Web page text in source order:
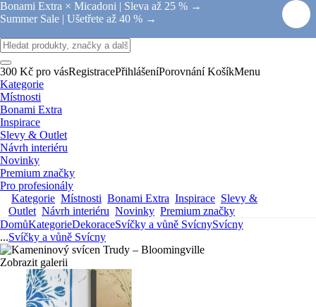
Bonami Extra × Micadoni | Sleva až 25 % →
Summer Sale | Ušetřete až 40 % →
300 Kč pro vásRegistracePřihlášeníPorovnání KošíkMenu
Kategorie
Místnosti
Bonami Extra
Inspirace
Slevy & Outlet
Návrh interiéru
Novinky
Premium značky
Pro profesionály
Kategorie Místnosti Bonami Extra Inspirace Slevy &
Outlet Návrh interiéru Novinky Premium značky
DomůKategorieDekoraceSvíčky a vůně SvícnySvícny
...Svíčky a vůně Svícny
Zobrazit galerii